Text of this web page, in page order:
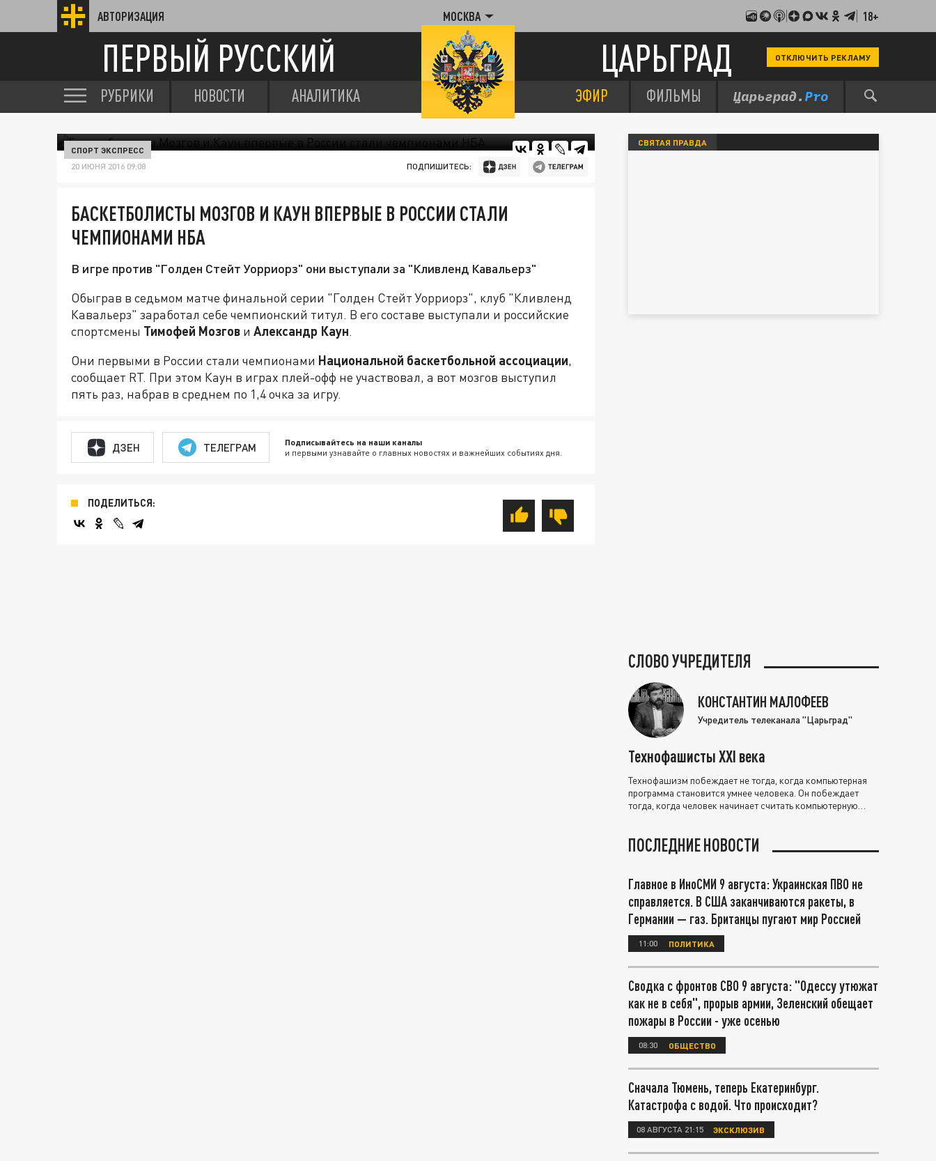
АВТОРИЗАЦИЯ МОСКВА 18+
ПЕРВЫЙ РУССКИЙ ЦАРЬГРАД ОТКЛЮЧИТЬ РЕКЛАМУ
РУБРИКИ НОВОСТИ АНАЛИТИКА ЭФИР ФИЛЬМЫ
СПОРТ ЭКСПРЕСС
20 ИЮНЯ 2016 09:08 ПОДПИШИТЕСЬ:
БАСКЕТБОЛИСТЫ МОЗГОВ И КАУН ВПЕРВЫЕ В РОССИИ СТАЛИ
ЧЕМПИОНАМИ НБА
В игре против "Голден Стейт Уорриорз" они выступали за "Кливленд Кавальерз"
Обыграв в седьмом матче финальной серии "Голден Стейт Уорриорз", клуб "Кливленд
Кавальерз" заработал себе чемпионский титул. В его составе выступали и российские
спортсмены Тимофей Мозгов и Александр Каун.
Они первыми в России стали чемпионами Национальной баскетбольной ассоциации,
сообщает RT. При этом Каун в играх плей-офф не участвовал, а вот мозгов выступил
пять раз, набрав в среднем по 1,4 очка за игру.
ДЗЕН ТЕЛЕГРАМ Подписывайтесь на наши каналы
и первыми узнавайте о главных новостях и важнейших событиях дня.
ПОДЕЛИТЬСЯ:
СВЯТАЯ ПРАВДА
СЛОВО УЧРЕДИТЕЛЯ
КОНСТАНТИН МАЛОФЕЕВ
Учредитель телеканала "Царьград"
Технофашисты XXI века
Технофашизм побеждает не тогда, когда компьютерная
программа становится умнее человека. Он побеждает
тогда, когда человек начинает считать компьютерную
ПОСЛЕДНИЕ НОВОСТИ
Главное в ИноСМИ 9 августа: Украинская ПВО не
справляется. В США заканчиваются ракеты, в
Германии — газ. Британцы пугают мир Россией
11:00 ПОЛИТИКА
Сводка с фронтов СВО 9 августа: "Одессу утюжат
как не в себя", прорыв армии, Зеленский обещает
пожары в России - уже осенью
08:30 ОБЩЕСТВО
Сначала Тюмень, теперь Екатеринбург.
Катастрофа с водой. Что происходит?
08 АВГУСТА 21:15 ЭКСКЛЮЗИВ